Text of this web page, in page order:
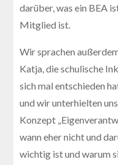
darüber, was ein BEA
Mitglied ist.
Wir sprachen
Katja, die schulische
sich mal entschieden
und wir unterhielten
Konzept
wann eher nicht und
wichtig ist und warum